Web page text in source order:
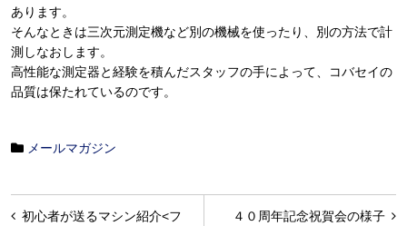
あります。
そんなときは三次元測定機など別の機械を使ったり、別の方法で計
測しなおします。
高性能な測定器と経験を積んだスタッフの手によって、コバセイの
品質は保たれているのです。
メールマガジン
投
４０周年記念祝賀会の様子
初心者が送るマシン紹介<フ